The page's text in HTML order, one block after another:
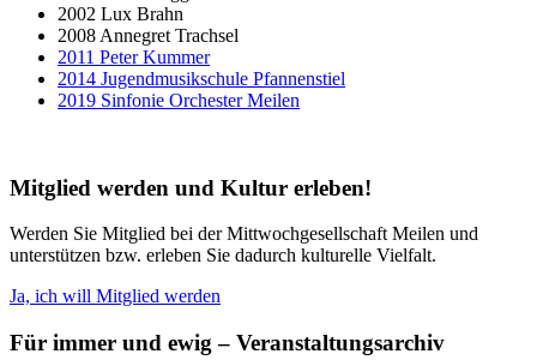
2002 Lux Brahn
2008 Annegret Trachsel
2011 Peter Kummer
2014 Jugendmusikschule Pfannenstiel
2019 Sinfonie Orchester Meilen
Mitglied werden und Kultur erleben!
Werden Sie Mitglied bei der Mittwochgesellschaft Meilen und
unterstützen bzw. erleben Sie dadurch kulturelle Vielfalt.
Ja, ich will Mitglied werden
Für immer und ewig – Veranstaltungsarchiv